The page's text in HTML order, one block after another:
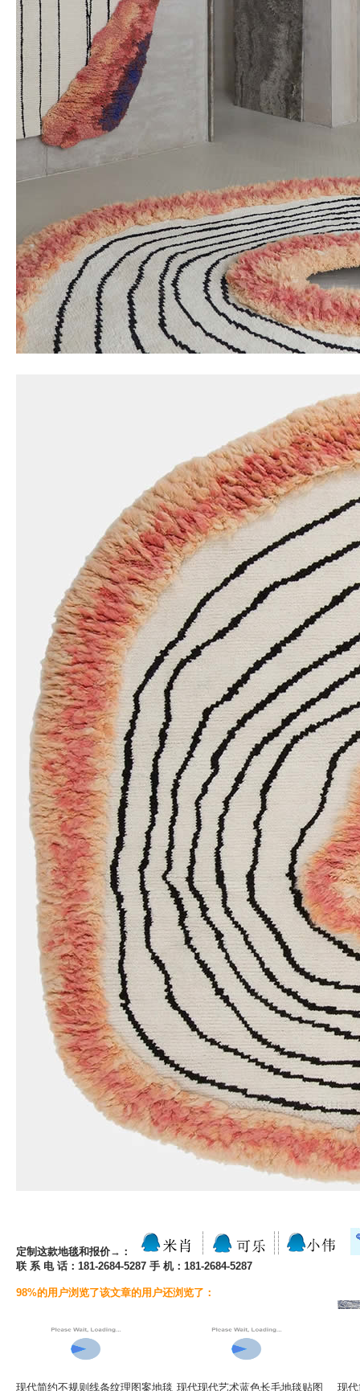
定制这款地毯和报价→：
联 系 电 话：181-2684-5287 手 机：181-2684-5287
98%的用户浏览了该文章的用户还浏览了：
现代简约不规则线条纹理图案地毯 现代现代艺术蓝色长毛地毯贴图 现